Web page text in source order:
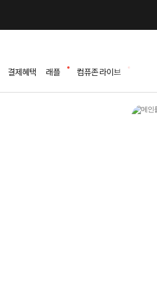
결제혜택 래플 컴퓨존 라이브